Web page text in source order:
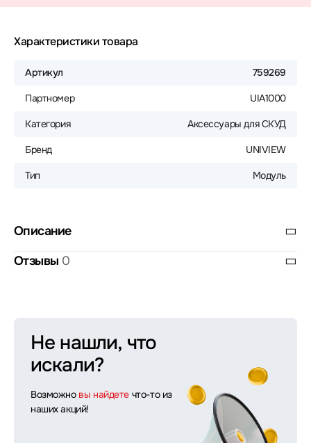
Характеристики товара
Артикул 759269
Партномер UIA1000
Категория Аксессуары для СКУД
Бренд UNIVIEW
Тип Модуль
Описание
Отзывы 0
Не нашли, что
искали?
Возможно вы найдете что-то из
наших акций!